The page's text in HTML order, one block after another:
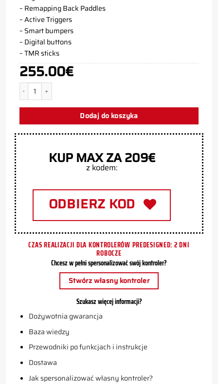
– Remapping Back Paddles
– Active Triggers
– Smart bumpers
– Digital buttons
– TMR sticks
255.00€
ilość Kontroler PS5 Haunter
Dodaj do koszyka
KUP MAX ZA 209€
z kodem:
ODBIERZ KOD
CZAS REALIZACJI DLA KONTROLERÓW PREDESIGNED: 2 DNI
ROBOCZE
Chcesz w pełni spersonalizować swój kontroler?
Stwórz własny kontroler
Szukasz więcej informacji?
Dożywotnia gwarancja
Baza wiedzy
Przewodniki po funkcjach i instrukcje
Dostawa
Jak spersonalizować własny kontroler?